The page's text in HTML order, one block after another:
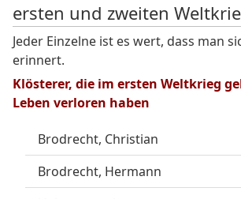
ersten und zweiten
Jeder Einzelne ist es wert, dass man
erinnert.
Klösterer, die im ersten Weltkrieg
Leben verloren haben
Brodrecht, Christian
Brodrecht, Hermann